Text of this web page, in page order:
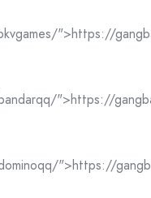
">https://
">https://
">https://